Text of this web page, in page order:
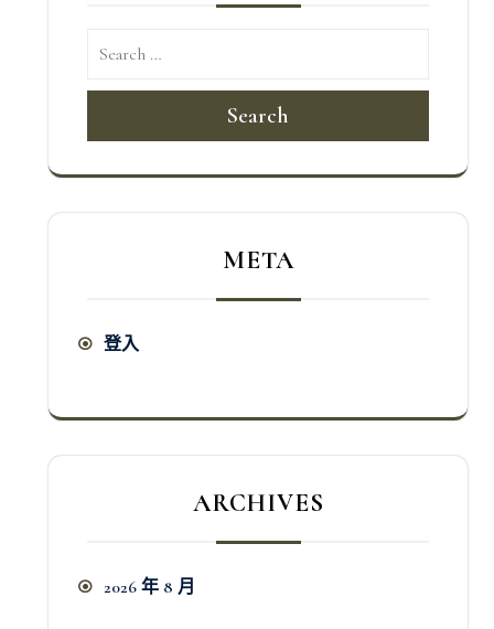
Search
META
登入
ARCHIVES
2026 年 8 月